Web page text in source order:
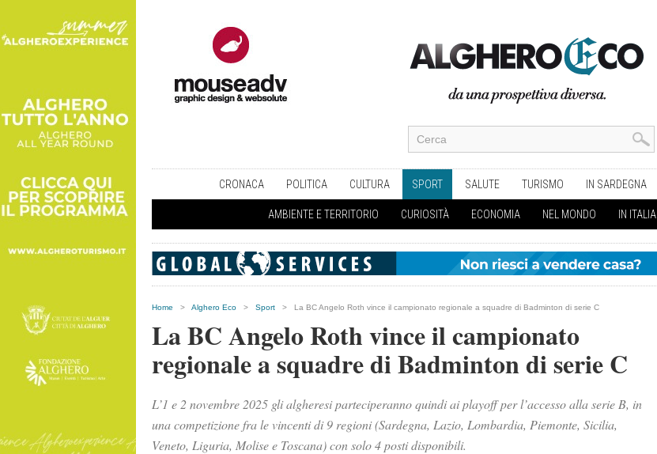
CRONACA POLITICA CULTURA SPORT SALUTE TURISMO IN SARDEGNA
AMBIENTE E TERRITORIO CURIOSITÀ ECONOMIA NEL MONDO IN ITALIA
Home > Alghero Eco > Sport > La BC Angelo Roth vince il campionato regionale a squadre di Badminton di serie C
La BC Angelo Roth vince il campionato
regionale a squadre di Badminton di serie C
L’1 e 2 novembre 2025 gli algheresi parteciperanno quindi ai playoff per l’accesso alla serie B, in
una competizione fra le vincenti di 9 regioni (Sardegna, Lazio, Lombardia, Piemonte, Sicilia,
Veneto, Liguria, Molise e Toscana) con solo 4 posti disponibili.